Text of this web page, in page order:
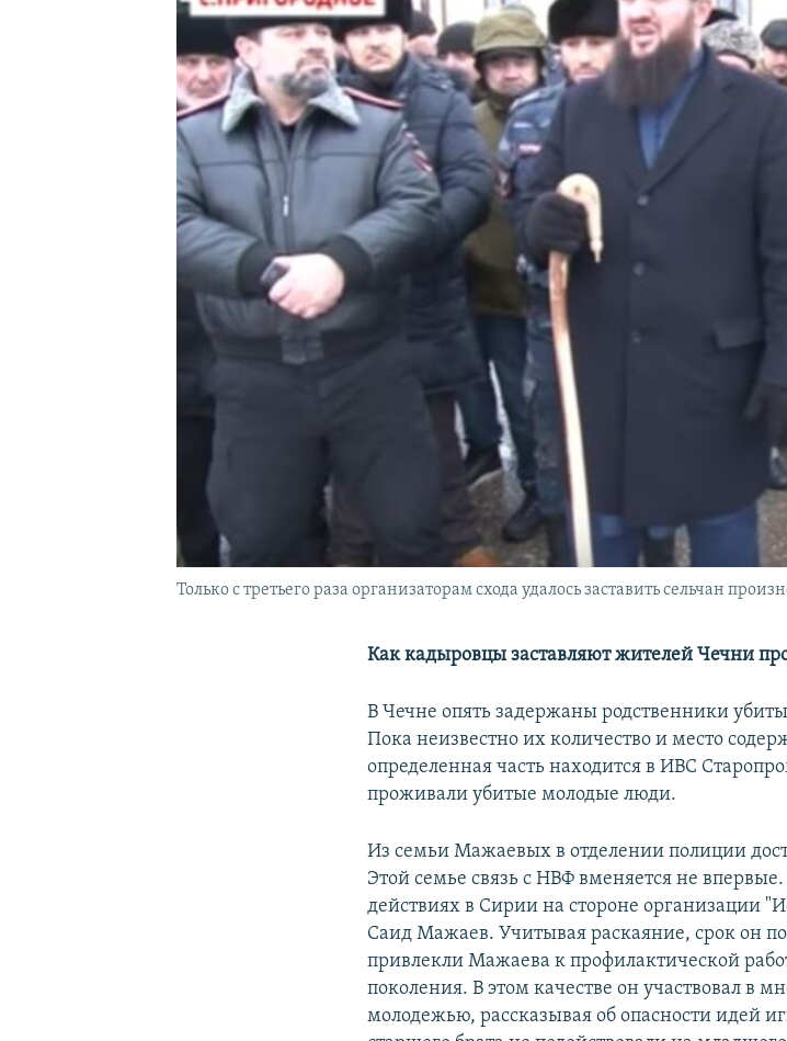
ПОДПИШИТЕСЬ НА РАССЫЛКУ
Только с третьего раза организаторам схода удалось заставить сельчан
Как кадыровцы заставляют жителей Чечни
В Чечне опять задержаны родственники
Пока неизвестно их количество и место
определенная часть находится в ИВС
проживали убитые молодые люди.
Из семьи Мажаевых в отделении полиции
Этой семье связь с НВФ вменяется не
действиях в Сирии на стороне организации
Саид Мажаев. Учитывая раскаяние, срок он
привлекли Мажаева к профилактической
поколения. В этом качестве он участвовал в
молодежью, рассказывая об опасности идей